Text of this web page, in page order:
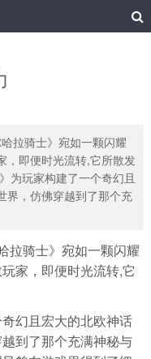
拉骑士》宛如一颗闪耀
，即便时光流转,它所散发
为玩家构建了一个奇幻且
界，仿佛穿越到了那个充
拉骑士》宛如一颗闪耀
家，即便时光流转,它
幻且宏大的北欧神话
到了那个充满神秘与